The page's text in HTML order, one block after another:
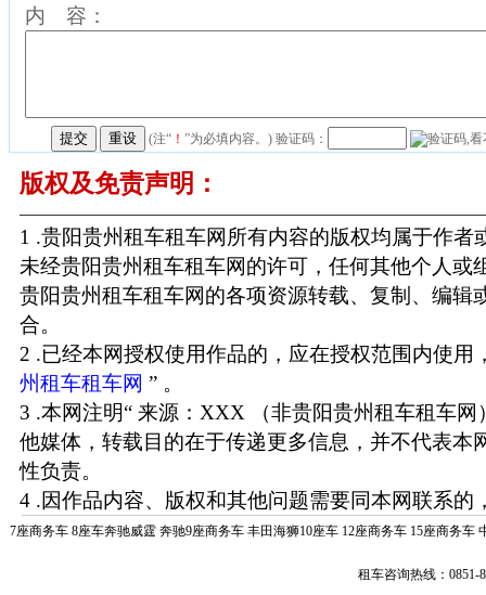
内 容：
(注“ ！ ”为必填内容。) 验证码：
版权及免责声明：
1 .贵阳贵州租车租车网所有内容的版权均属于作者
未经贵阳贵州租车租车网的许可，任何其他个人或
贵阳贵州租车租车网的各项资源转载、复制、编辑
合。
2 .已经本网授权使用作品的，应在授权范围内使用
州租车租车网 ” 。
3 .本网注明“ 来源：XXX （非贵阳贵州租车租车网
他媒体，转载目的在于传递更多信息，并不代表本
性负责。
4 .因作品内容、版权和其他问题需要同本网联系的
7座商务车 8座车奔驰威霆 奔驰9座商务车 丰田海狮10座车 12座商务车 15座商务车
租车咨询热线：0851-